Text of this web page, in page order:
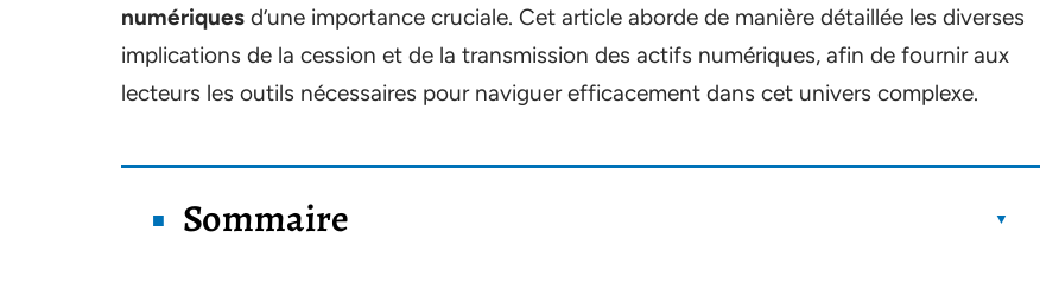
numériques d’une importance cruciale. Cet article aborde de manière détaillée les diverses
implications de la cession et de la transmission des actifs numériques, afin de fournir aux
lecteurs les outils nécessaires pour naviguer efficacement dans cet univers complexe.
Sommaire